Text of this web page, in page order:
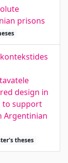
prisons
design in
to support
Argentinian
theses